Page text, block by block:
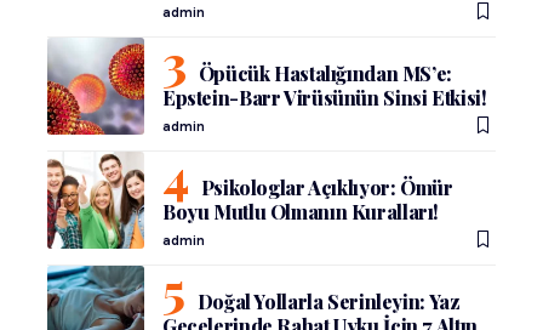
admin
Öpücük Hastalığından MS’e:
Epstein-Barr Virüsünün Sinsi Etkisi!
admin
Psikologlar Açıklıyor: Ömür
Boyu Mutlu Olmanın Kuralları!
admin
Doğal Yollarla Serinleyin: Yaz